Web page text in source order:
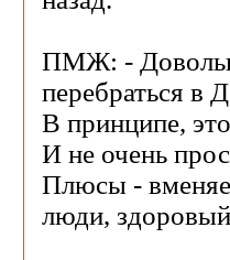
ПМЖ: -
перебраться в
В принципе,
И не очень
Плюсы -
люди,